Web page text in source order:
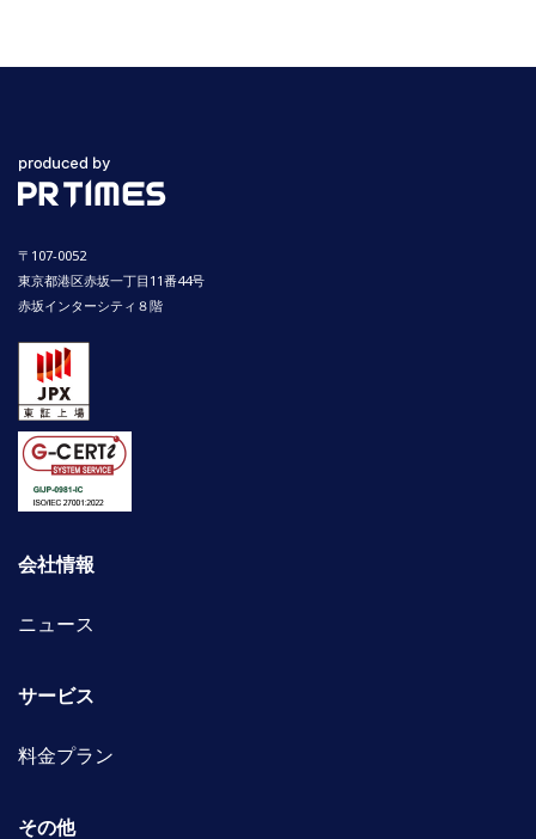
〒107-0052
東京都港区赤坂一丁目11番44号
赤坂インターシティ８階
会社情報
ニュース
サービス
料金プラン
その他